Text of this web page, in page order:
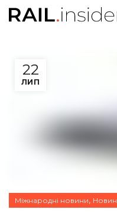
22
ЛИП
Міжнародні новини,